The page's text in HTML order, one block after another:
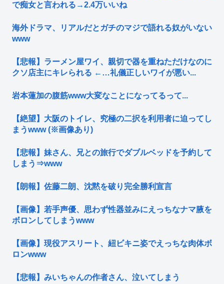
で痴女と言われる→2.4万いいね
海外ドラマ、リアルだとガチのマジで語れる奴がいない
www
【悲報】ラーメン屋ワイ、親切で器を重ねただけなのに
クソ店主にキレられる ←…礼儀正しいワイが悪い...
岩本蓮加の腹筋www大変なことになってるって...
【絶望】大阪のトイレ、究極の二択を利用者に迫ってし
まうwww (※画像あり)
【悲報】妹さん、兄との旅行でダブルベッドを予約して
しまう⇒www
【朗報】佐藤二朗、沈黙を破り完全勝利宣言
【画像】若手声優、思わず性器並みにえっちなナマ腋を
ボロンしてしまうwww
【画像】現役アスリート、紐ビキニ姿でえっちな肉体ボ
ロンwww
【悲報】みいちゃんの作者さん、泣いてしまう